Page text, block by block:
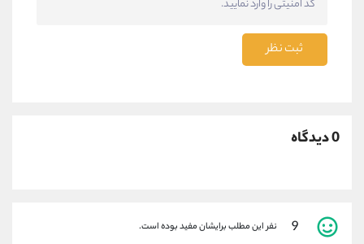
ثبت نظر
0 دیدگاه
9 نفر این مطلب برایشان مفید بوده است.